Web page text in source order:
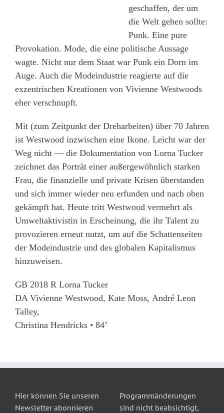
geschaffen, der um
die Welt gehen sollte:
Punk. Eine pure
Provokation. Mode, die eine politische Aussage
wagte. Nicht nur dem Staat war Punk ein Dorn im
Auge. Auch die Modeindustrie reagierte auf die
exzentrischen Kreationen von Vivienne Westwoods
eher verschnupft.
Mit (zum Zeitpunkt der Dreharbeiten) über 70 Jahren
ist Westwood inzwischen eine Ikone. Leicht war der
Weg nicht — die Dokumentation von Lorna Tucker
zeichnet das Porträt einer außergewöhnlich starken
Frau, die finanzielle und private Krisen überstanden
und sich immer wieder neu erfunden und nach oben
gekämpft hat. Heute tritt Westwood vermehrt als
Umweltaktivistin in Erscheinung, die ihr Talent zu
provozieren erneut nutzt, um auf die Schattenseiten
der Modeindustrie und des globalen Kapitalismus
hinzuweisen.
GB 2018 R Lorna Tucker
DA Vivienne Westwood, Kate Moss, André Leon
Talley,
Christina Hendricks • 84’
Hier können Sie unseren
Newsletter abonnieren
Programmänderungen
sind nicht beabsichtigt,